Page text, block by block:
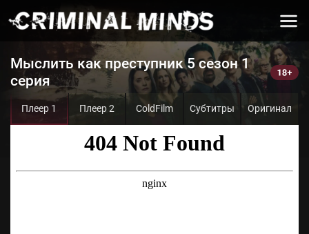
Мыслить как преступник 5 сезон 1
серия
Плеер 1 Плеер 2 ColdFilm Субтитры Оригинал